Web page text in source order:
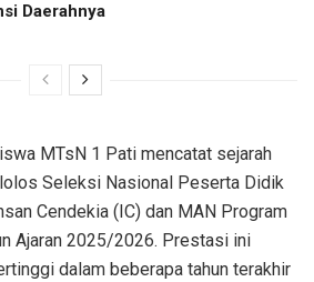
Daerahnya
MTsN 1 Pati mencatat sejarah
Seleksi Nasional Peserta Didik
Cendekia (IC) dan MAN Program
Ajaran 2025/2026. Prestasi ini
dalam beberapa tahun terakhir